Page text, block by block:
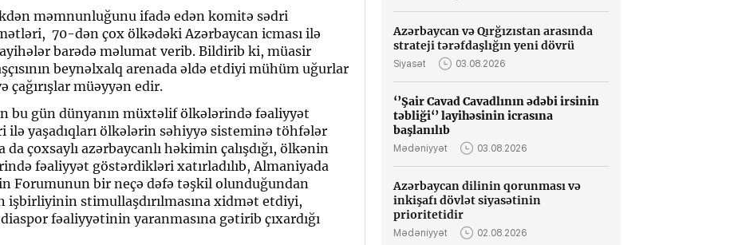
məmnunluğunu ifadə edən komitə sədri
70-dən çox ölkədəki Azərbaycan icması ilə
barədə məlumat verib. Bildirib ki, müasir
beynəlxalq arenada əldə etdiyi mühüm uğurlar
çağırışlar müəyyən edir.
bu gün dünyanın müxtəlif ölkələrində fəaliyyət
yaşadıqları ölkələrin səhiyyə sisteminə töhfələr
çoxsaylı azərbaycanlı həkimin çalışdığı, ölkənin
fəaliyyət göstərdikləri xatırladılıb, Almaniyada
Forumunun bir neçə dəfə təşkil olunduğundan
işbirliyinin stimullaşdırılmasına xidmət etdiyi,
fəaliyyətinin yaranmasına gətirib çıxardığı
Azərbaycan və Qırğızıstan arasında
strateji tərəfdaşlığın yeni dövrü
Siyasət 03.08.2026
‘’Şair Cavad Cavadlının ədəbi irsinin
təbliği‘’ layihəsinin icrasına
başlanılıb
Mədəniyyət 03.08.2026
Azərbaycan dilinin qorunması və
inkişafı dövlət siyasətinin
prioritetidir
Mədəniyyət 02.08.2026